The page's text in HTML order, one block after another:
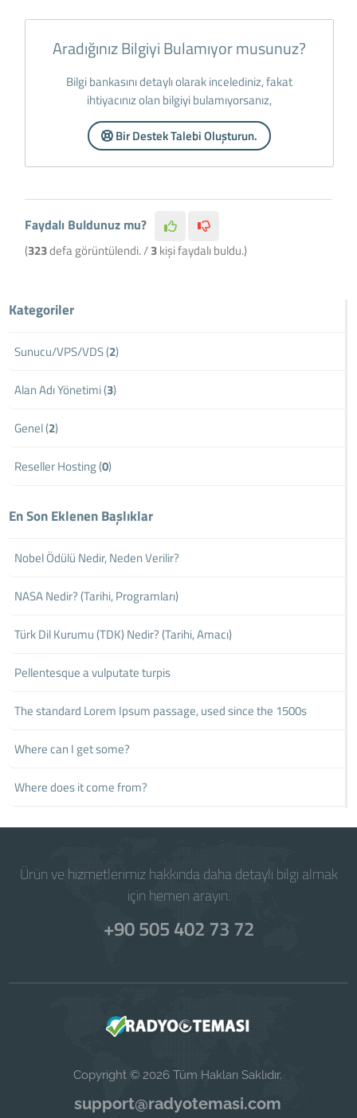
Aradığınız Bilgiyi Bulamıyor musunuz?
Bilgi bankasını detaylı olarak incelediniz, fakat
ihtiyacınız olan bilgiyi bulamıyorsanız,
Bir Destek Talebi Oluşturun.
Faydalı Buldunuz mu?
(323defa görüntülendi. /3kişi faydalı buldu.)
Kategoriler
Sunucu/VPS/VDS (2)
Alan Adı Yönetimi (3)
Genel (2)
Reseller Hosting (0)
En Son Eklenen Başlıklar
Nobel Ödülü Nedir, Neden Verilir?
NASA Nedir? (Tarihi, Programları)
Türk Dil Kurumu (TDK) Nedir? (Tarihi, Amacı)
Pellentesque a vulputate turpis
The standard Lorem Ipsum passage, used since the 1500s
Where can I get some?
Where does it come from?
Ürün ve hizmetlerimiz hakkında daha detaylı bilgi almak
için hemen arayın.
+90 505 402 73 72
Copyright © 2026 Tüm Hakları Saklıdır.
support@radyotemasi.com